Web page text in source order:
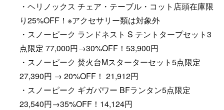
・ヘリノックス チェア・テーブル・コット店頭在庫限
り25%OFF！※アクセサリー類は対象外
・スノーピーク ランドネスト S テントタープセット3
点限定 77,000円→30%OFF！53,900円
・スノーピーク 焚火台Mスターターセット5点限定
27,390円 → 20%OFF！ 21,912円
・スノーピーク ギガパワー BFランタン5点限定
23,540円→35%OFF！14,124円